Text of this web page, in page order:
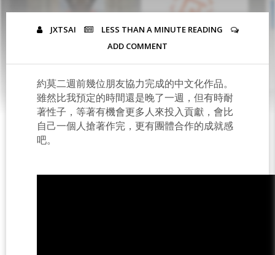
JXTSAI LESS THAN A MINUTEREADING
ADD COMMENT
約莫二週前幾位朋友協力完成的中文化作品。
雖然比我預定的時間還是晚了一週，但有時耐
著性子，等著有機會更多人來投入貢獻，會比
自己一個人搶著作完，更有團體合作的成就感
吧。